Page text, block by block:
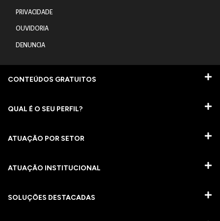
PRIVACIDADE
OUVIDORIA
DENUNCIA
CONTEÚDOS GRATUITOS
QUAL É O SEU PERFIL?
ATUAÇÃO POR SETOR
ATUAÇÃO INSTITUCIONAL
SOLUÇÕES DESTACADAS